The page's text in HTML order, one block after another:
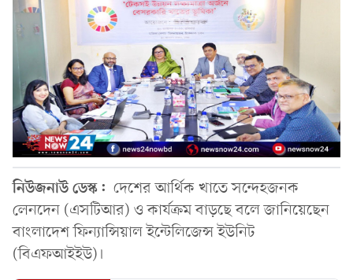
নিউজনাউ ডেস্ক: দেশের আর্থিক খাতে সন্দেহজনক
লেনদেন (এসটিআর) ও কার্যক্রম বাড়ছে বলে জানিয়েছেন
বাংলাদেশ ফিন্যান্সিয়াল ইন্টেলিজেন্স ইউনিট
(বিএফআইইউ)।